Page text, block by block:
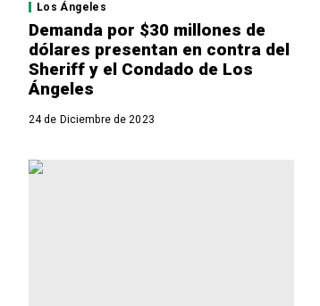
Los Ángeles
Demanda por $30 millones de
dólares presentan en contra del
Sheriff y el Condado de Los
Ángeles
24 de Diciembre de 2023